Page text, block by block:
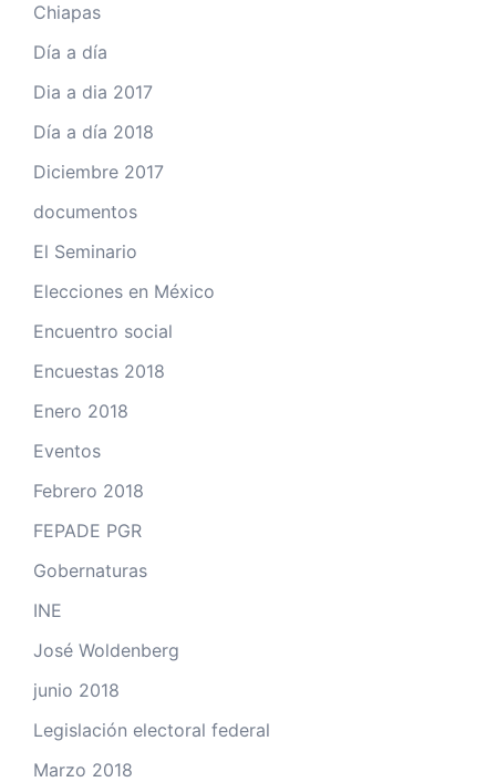
Chiapas
Día a día
Dia a dia 2017
Día a día 2018
Diciembre 2017
documentos
El Seminario
Elecciones en México
Encuentro social
Encuestas 2018
Enero 2018
Eventos
Febrero 2018
FEPADE PGR
Gobernaturas
INE
José Woldenberg
junio 2018
Legislación electoral federal
Marzo 2018